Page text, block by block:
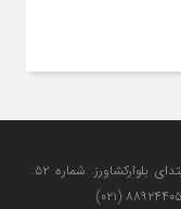
تهران. میدان ولی‎عصر. ابتدای بلوارکشاورز. شماره ۵۲.